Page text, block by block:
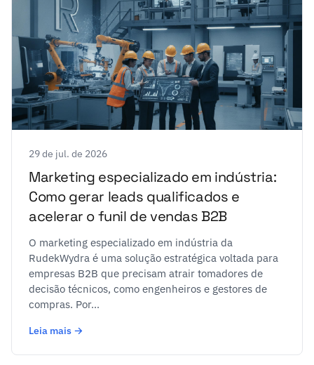
29 de jul. de 2026
Marketing especializado em indústria:
Como gerar leads qualificados e
acelerar o funil de vendas B2B
O marketing especializado em indústria da
RudekWydra é uma solução estratégica voltada para
empresas B2B que precisam atrair tomadores de
decisão técnicos, como engenheiros e gestores de
compras. Por...
Leia mais →